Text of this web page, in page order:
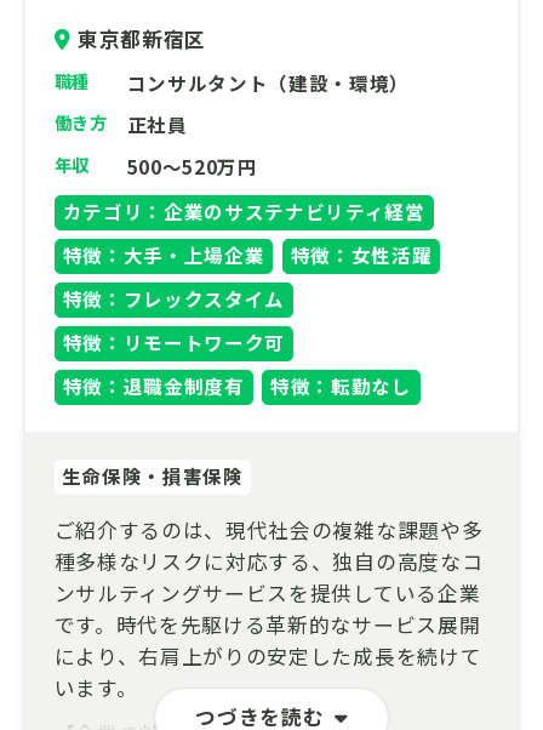
東京都新宿区
職種 コンサルタント（建設・環境）
働き方 正社員
年収
500～520万円
カテゴリ：企業のサステナビリティ経営
特徴：大手・上場企業
特徴：女性活躍
特徴：フレックスタイム
特徴：リモートワーク可
特徴：退職金制度有
特徴：転勤なし
つづきを読む
生命保険・損害保険
ご紹介するのは、現代社会の複雑な課題や多
種多様なリスクに対応する、独自の高度なコ
ンサルティングサービスを提供している企業
です。時代を先駆ける革新的なサービス展開
により、右肩上がりの安定した成長を続けて
います。